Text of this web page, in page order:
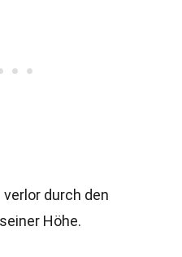
durch den
Höhe.